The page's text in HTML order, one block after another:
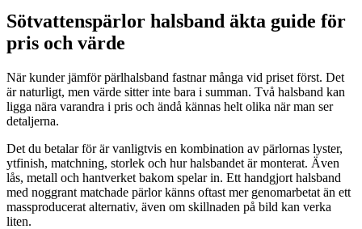
Sötvattenspärlor halsband äkta guide för
pris och värde
När kunder jämför pärlhalsband fastnar många vid priset först. Det
är naturligt, men värde sitter inte bara i summan. Två halsband kan
ligga nära varandra i pris och ändå kännas helt olika när man ser
detaljerna.
Det du betalar för är vanligtvis en kombination av pärlornas lyster,
ytfinish, matchning, storlek och hur halsbandet är monterat. Även
lås, metall och hantverket bakom spelar in. Ett handgjort halsband
med noggrant matchade pärlor känns oftast mer genomarbetat än ett
massproducerat alternativ, även om skillnaden på bild kan verka
liten.